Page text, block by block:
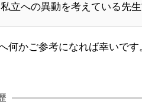
私立への異動を考えている先
何かご参考になれば幸いです